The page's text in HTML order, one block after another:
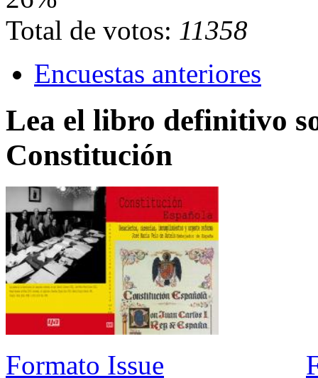
Total de votos: 11358
Encuestas anteriores
Lea el libro definitivo
Constitución
Formato Issue